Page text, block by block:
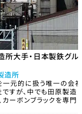
所大手・日本製鉄グル
造所
一元的に扱う唯一の会社
すが、中でも田原製造
ーボンブラックを専門